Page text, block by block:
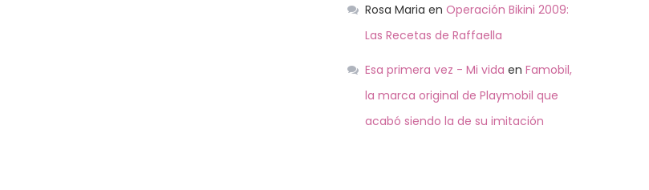
Rosa Maria en Operación Bikini 2009:
Las Recetas de Raffaella
Esa primera vez - Mi vida en Famobil,
la marca original de Playmobil que
acabó siendo la de su imitación